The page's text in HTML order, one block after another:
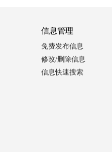
信息管理
免费发布信息
修改/删除信息
信息快速搜索